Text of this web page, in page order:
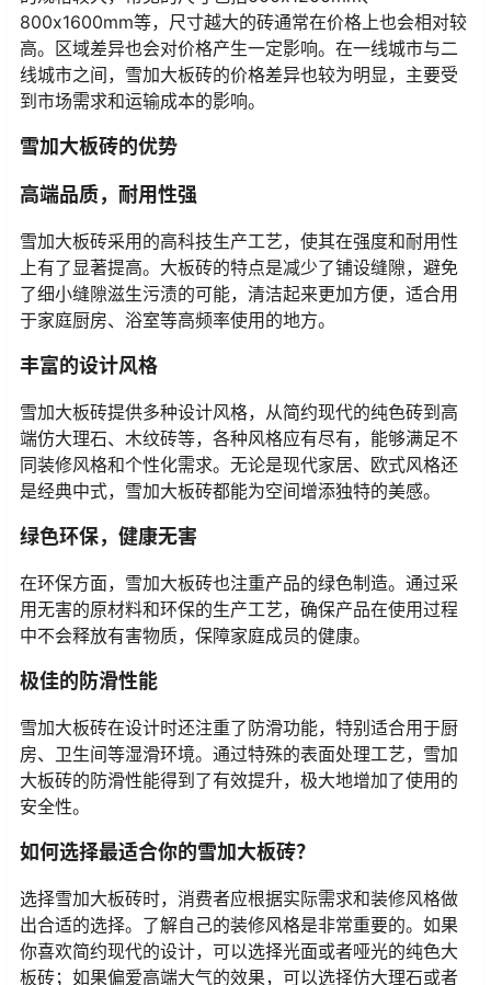
800x1600mm等，尺寸越大的砖通常在价格上也会相对较
高。区域差异也会对价格产生一定影响。在一线城市与二
线城市之间，雪加大板砖的价格差异也较为明显，主要受
到市场需求和运输成本的影响。
雪加大板砖的优势
高端品质，耐用性强
雪加大板砖采用的高科技生产工艺，使其在强度和耐用性
上有了显著提高。大板砖的特点是减少了铺设缝隙，避免
了细小缝隙滋生污渍的可能，清洁起来更加方便，适合用
于家庭厨房、浴室等高频率使用的地方。
丰富的设计风格
雪加大板砖提供多种设计风格，从简约现代的纯色砖到高
端仿大理石、木纹砖等，各种风格应有尽有，能够满足不
同装修风格和个性化需求。无论是现代家居、欧式风格还
是经典中式，雪加大板砖都能为空间增添独特的美感。
绿色环保，健康无害
在环保方面，雪加大板砖也注重产品的绿色制造。通过采
用无害的原材料和环保的生产工艺，确保产品在使用过程
中不会释放有害物质，保障家庭成员的健康。
极佳的防滑性能
雪加大板砖在设计时还注重了防滑功能，特别适合用于厨
房、卫生间等湿滑环境。通过特殊的表面处理工艺，雪加
大板砖的防滑性能得到了有效提升，极大地增加了使用的
安全性。
如何选择最适合你的雪加大板砖？
选择雪加大板砖时，消费者应根据实际需求和装修风格做
出合适的选择。了解自己的装修风格是非常重要的。如果
你喜欢简约现代的设计，可以选择光面或者哑光的纯色大
板砖；如果偏爱高端大气的效果，可以选择仿大理石或者